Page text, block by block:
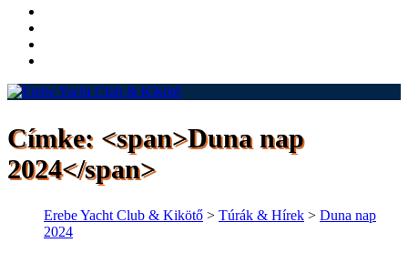
Címke: <span>Duna nap
2024</span>
Erebe Yacht Club & Kikötő > Túrák & Hírek > Duna nap
2024